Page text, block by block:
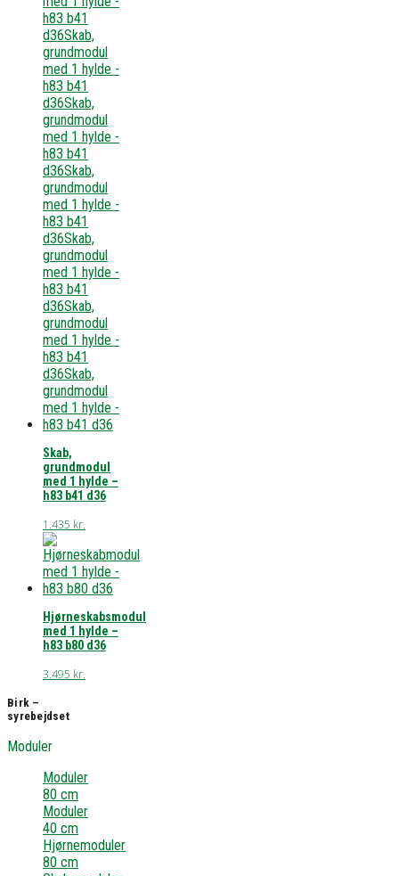
Skab,
grundmodul
med 1 hylde –
h83 b41 d36
1.435 kr.
Hjørneskabsmodul
med 1 hylde –
h83 b80 d36
3.495 kr.
Birk –
syrebejdset
Moduler
Moduler
80 cm
Moduler
40 cm
Hjørnemoduler
80 cm